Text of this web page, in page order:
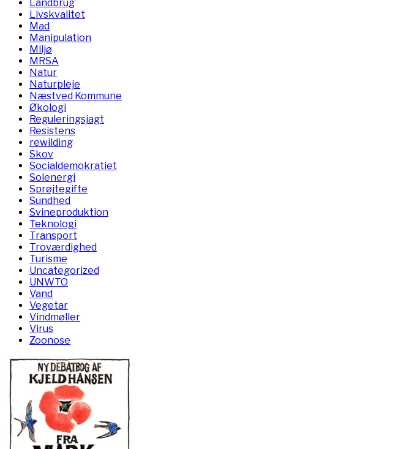
Landbrug
Livskvalitet
Mad
Manipulation
Miljø
MRSA
Natur
Naturpleje
Næstved Kommune
Økologi
Reguleringsjagt
Resistens
rewilding
Skov
Socialdemokratiet
Solenergi
Sprøjtegifte
Sundhed
Svineproduktion
Teknologi
Transport
Troværdighed
Turisme
Uncategorized
UNWTO
Vand
Vegetar
Vindmøller
Virus
Zoonose